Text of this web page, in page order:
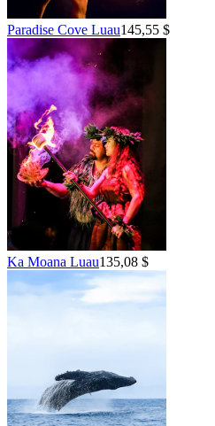
Paradise Cove Luau145,55 $
Ka Moana Luau135,08 $